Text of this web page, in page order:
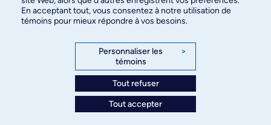
des relations publiques
3744, rue Jean-Brillant, bureau 490
Montréal (Québec) H3T 1P1
En acceptant tout, vous consentez à notre utilisation de
témoins pour mieux répondre à vos besoins.
Personnaliser les
témoins
>
Tout refuser
Tout accepter